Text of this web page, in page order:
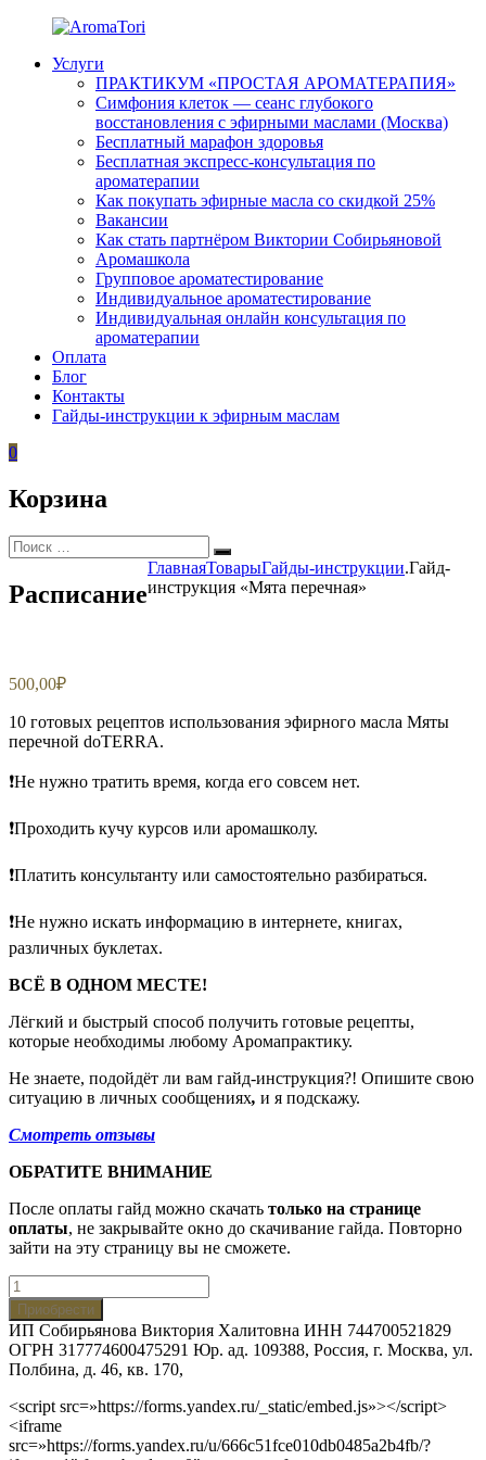
Перейти
содержимому
AromaTori
Эфирные
Услуги
ПРАКТИКУМ «ПРОСТАЯ АРОМАТЕРАПИЯ»
Симфония клеток — сеанс глубокого
восстановления с эфирными маслами (Москва)
Бесплатный марафон здоровья
Бесплатная экспресс-консультация по
ароматерапии
Как покупать эфирные масла со скидкой 25%
Вакансии
Как стать партнёром Виктории Собирьяновой
Аромашкола
Групповое ароматестирование
Индивидуальное ароматестирование
Индивидуальная онлайн консультация по
ароматерапии
Оплата
Блог
Контакты
Гайды-инструкции к эфирным маслам
0
Корзина
Искать:
Поиск
Расписание
ГлавнаяТоварыГайды-инструкции.Гайд-
инструкция «Мята перечная»
500,00₽
10 готовых рецептов использования эфирного масла Мяты
перечной doTERRA.
❗️Не нужно тратить время, когда его совсем нет.
❗️Проходить кучу курсов или аромашколу.
❗️Платить консультанту или самостоятельно разбираться.
❗️Не нужно искать информацию в интернете, книгах,
различных буклетах.
ВСЁ В ОДНОМ МЕСТЕ!
Лёгкий и быстрый способ получить готовые рецепты,
которые необходимы любому Аромапрактику.
Не знаете, подойдёт ли вам гайд-инструкция?! Опишите свою
ситуацию в личных сообщениях, и я подскажу.
Смотреть отзывы
ОБРАТИТЕ ВНИМАНИЕ
После оплаты гайд можно скачать только на странице
оплаты, не закрывайте окно до скачивание гайда. Повторно
зайти на эту страницу вы не сможете.
Количество
.Гайд-
инструкция
"Мята
перечная"
Приобрести
ИП Собирьянова Виктория Халитовна ИНН 744700521829
ОГРН 317774600475291 Юр. ад. 109388, Россия, г. Москва, ул.
Полбина, д. 46, кв. 170,
<script src=»https://forms.yandex.ru/_static/embed.js»></script>
<iframe
src=»https://forms.yandex.ru/u/666c51fce010db0485a2b4fb/?